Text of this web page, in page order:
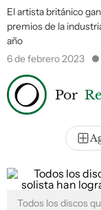
El artista británico
premios de la
año
6 de febrero 2023
Por
Todos los discos